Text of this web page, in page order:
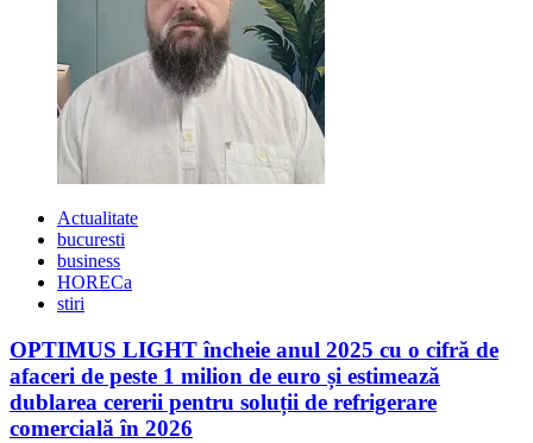
Actualitate
bucuresti
business
HORECa
stiri
OPTIMUS LIGHT încheie anul 2025 cu o cifră de
afaceri de peste 1 milion de euro și estimează
dublarea cererii pentru soluții de refrigerare
comercială în 2026